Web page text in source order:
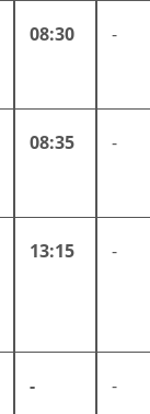
08:30 -
08:35 -
13:15 -
- -